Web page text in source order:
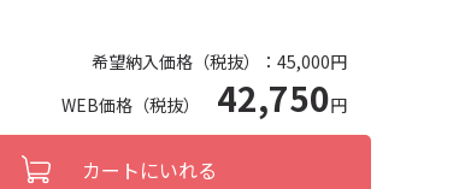
希望納入価格（税抜）： 45,000円
WEB価格（税抜） 42,750円
カートにいれる